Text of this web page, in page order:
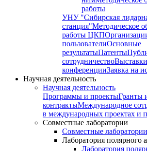
работы
УНУ "Сибирская
станция"Методическое
работы ЦКП
пользователиОсновные
результатыПатенты
сотрудничество
конференцииЗаявка на
Научная деятельность
Научная деятельность
Программы и проектыГранты
контрактыМеждународное
в международных проектах и
Совместные лаборатории
Совместные лаборатории
Лаборатория полярного
Лаборатория